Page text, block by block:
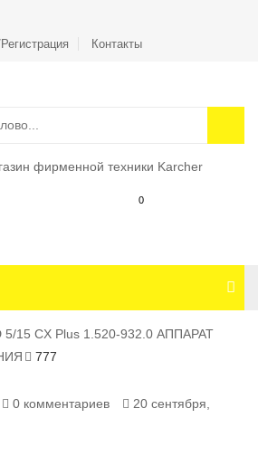
Контакты
0
5/15 CX Plus 1.520-932.0 АППАРАТ
777
0 комментариев
20 сентября,